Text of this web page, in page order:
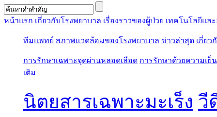
หน้าแรก เกี่ยวกับโรงพยาบาล เรื่องราวของผู้ป่วย เทคโนโลยีแล
ทีมแพทย์ สภาพแวดล้อมของโรงพยาบาล ข่าวล่าสุด เกี่ยว
การรักษาเฉพาะจุดผ่านหลอดเลือด การรักษาด้วยความเย็น
เติม
นิตยสารเฉพาะมะเร็ง วี